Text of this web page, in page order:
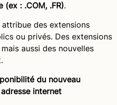
(ex : .COM, .FR).
attribue des extensions
ou privés. Des extensions
aussi des nouvelles
du nouveau
internet